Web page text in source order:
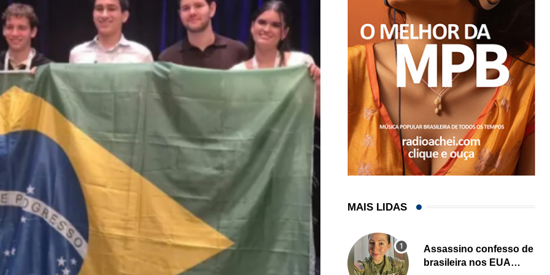
MAIS LIDAS
Assassino confesso de
brasileira nos EUA